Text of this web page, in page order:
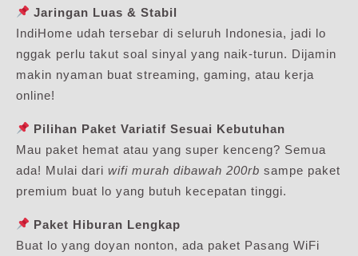
Jaringan Luas & Stabil
IndiHome udah tersebar di seluruh Indonesia, jadi lo
nggak perlu takut soal sinyal yang naik-turun. Dijamin
makin nyaman buat streaming, gaming, atau kerja
online!
Pilihan Paket Variatif Sesuai Kebutuhan
Mau paket hemat atau yang super kenceng? Semua
ada! Mulai dari wifi murah dibawah 200rb sampe paket
premium buat lo yang butuh kecepatan tinggi.
Paket Hiburan Lengkap
Buat lo yang doyan nonton, ada paket Pasang WiFi